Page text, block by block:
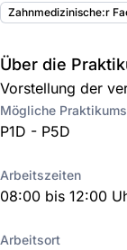
Zahnmedizinische:r
Über die
Vorstellung der
Mögliche
P1D - P5D
Arbeitszeiten
08:00 bis 12:00
Arbeitsort